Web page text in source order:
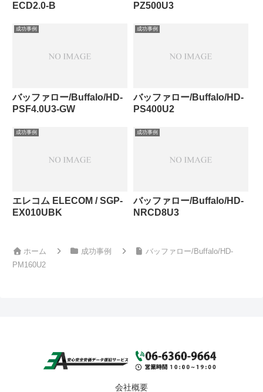
ECD2.0-B
PZ500U3
成功事例
バッファロー/Buffalo/HD-
PSF4.0U3-GW
成功事例
バッファロー/Buffalo/HD-
PS400U2
成功事例
エレコム ELECOM / SGP-
EX010UBK
成功事例
バッファロー/Buffalo/HD-
NRCD8U3
ホーム 成功事例
バッファロー/Buffalo/HD-
PM160U2
会社概要